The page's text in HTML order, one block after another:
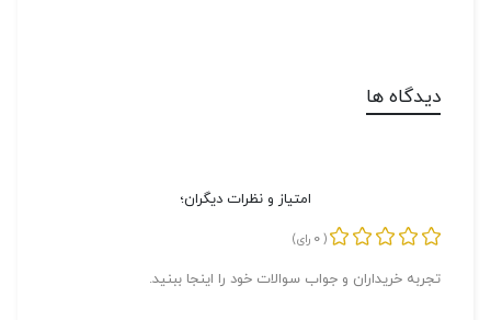
دیدگاه ها
امتیاز و نظرات دیگران؛
(
0 رای)
تجربه خریداران و جواب سوالات خود را اینجا ببنید.